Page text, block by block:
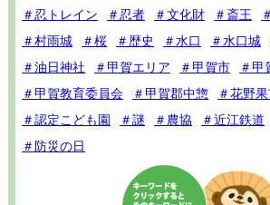
＃忍トレイン
＃忍者 ＃文化財 ＃斎王
＃村雨城
＃桜 ＃歴史 ＃水口 ＃水口城
＃油日神社
＃甲賀エリア ＃甲賀市
＃甲
＃甲賀教育委員会
＃甲賀郡中惣 ＃花野
＃認定こども園
＃謎 ＃農協 ＃近江鉄道
＃防災の日